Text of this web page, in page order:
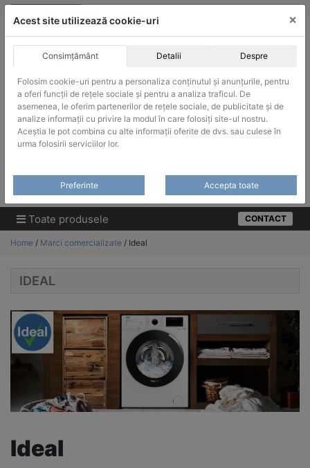
Skip
ACHIZITII PUBLICE
Produsele pot fi achizitionate si in sistemul SEAP / SICAP
Products
Toate produsele CONTACT
Home / Marci comercializate / Ideal
IDEAL
Ideal
Acest site utilizează cookie-uri ×
Consimțământ Detalii Despre
Folosim cookie-uri pentru a personaliza conținutul și anunțurile, pentru
a oferi funcții de rețele sociale și pentru a analiza traficul. De
asemenea, le oferim partenerilor de rețele sociale, de publicitate și de
analize informații cu privire la modul în care folosiți site-ul nostru.
Aceștia le pot combina cu alte informații oferite de dvs. sau culese în
urma folosirii serviciilor lor.
Preferinte Accepta toate